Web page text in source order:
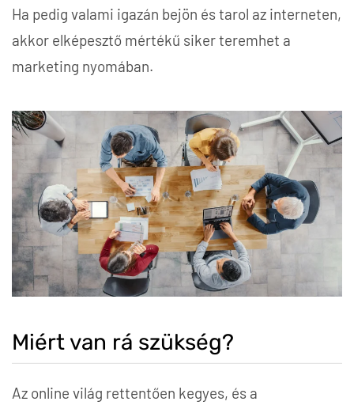
Ha pedig valami igazán bejön és tarol az interneten,
akkor elképesztő mértékű siker teremhet a
marketing nyomában.
Miért van rá szükség?
Az online világ rettentően kegyes, és a